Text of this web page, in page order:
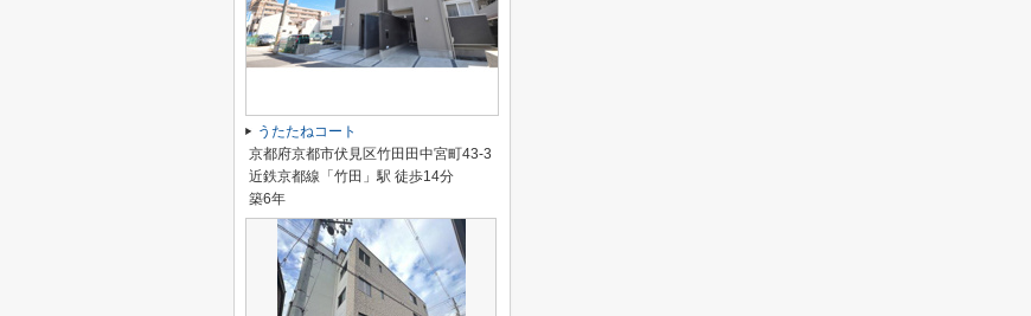
うたたねコート
京都府京都市伏見区竹田田中宮町43-3
近鉄京都線「竹田」駅 徒歩14分
築6年